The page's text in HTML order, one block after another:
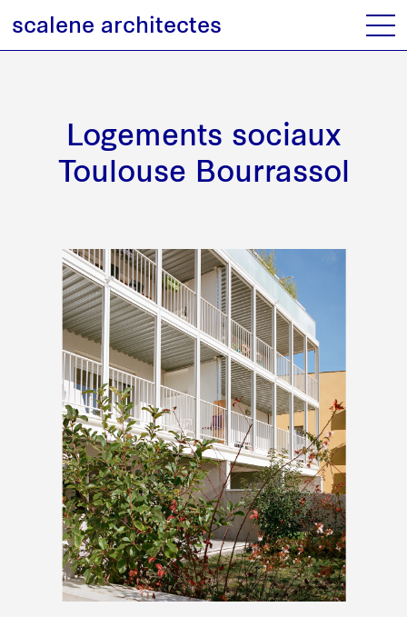
scalene architectes
Logements sociaux
Toulouse Bourrassol